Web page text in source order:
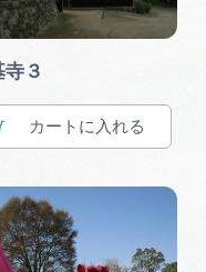
３
カート